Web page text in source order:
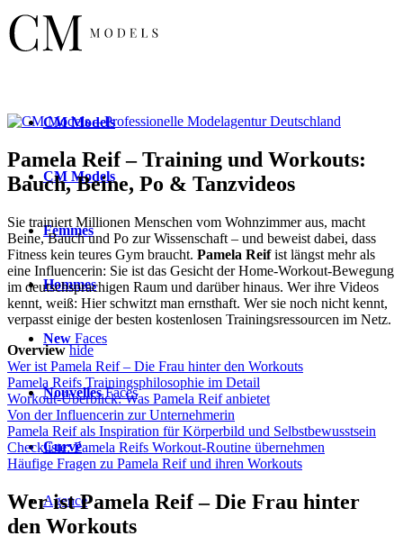
CMModels
CM Models
Femmes
Hommes
New Faces
NouvellesFaces
Curvé
Agence
Pamela Reif – Training und Workouts:
Bauch, Beine, Po & Tanzvideos
Sie trainiert Millionen Menschen vom Wohnzimmer aus, macht
Beine, Bauch und Po zur Wissenschaft – und beweist dabei, dass
Fitness kein teures Gym braucht. Pamela Reifist längst mehr als
eine Influencerin: Sie ist das Gesicht der Home-Workout-Bewegung
im deutschsprachigen Raum und darüber hinaus. Wer ihre Videos
kennt, weiß: Hier schwitzt man ernsthaft. Wer sie noch nicht kennt,
verpasst einige der besten kostenlosen Trainingsressourcen im Netz.
Overview hide
Wer ist Pamela Reif – Die Frau hinter den Workouts
Pamela Reifs Trainingsphilosophie im Detail
Workout-Überblick: Was Pamela Reif anbietet
Von der Influencerin zur Unternehmerin
Pamela Reif als Inspiration für Körperbild und Selbstbewusstsein
Checkliste: Pamela Reifs Workout-Routine übernehmen
Häufige Fragen zu Pamela Reif und ihren Workouts
Wer ist Pamela Reif – Die Frau hinter
den Workouts